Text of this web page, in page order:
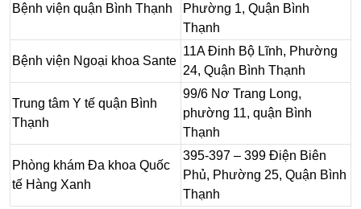
Bệnh viện quận Bình Thạnh
Phường 1, Quận Bình
Thạnh
Bệnh viện Ngoại khoa Sante
11A Đinh Bộ Lĩnh, Phường
24, Quận Bình Thạnh
Trung tâm Y tế quận Bình
Thạnh
99/6 Nơ Trang Long,
phường 11, quận Bình
Thạnh
Phòng khám Đa khoa Quốc
tế Hàng Xanh
395-397 – 399 Điện Biên
Phủ, Phường 25, Quận Bình
Thạnh